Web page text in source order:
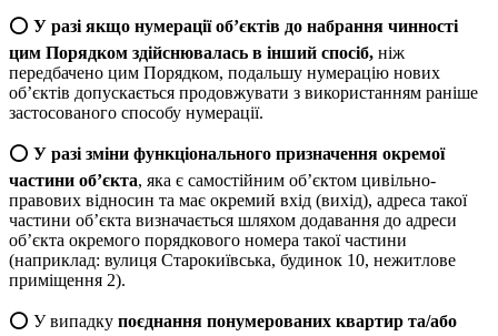
⭕️ У разі якщо нумерації об’єктів до набрання чинності
цим Порядком здійснювалась в інший спосіб, ніж
передбачено цим Порядком, подальшу нумерацію нових
об’єктів допускається продовжувати з використанням раніше
застосованого способу нумерації.
⭕️ У разі зміни функціонального призначення окремої
частини об’єкта, яка є самостійним об’єктом цивільно-
правових відносин та має окремий вхід (вихід), адреса такої
частини об’єкта визначається шляхом додавання до адреси
об’єкта окремого порядкового номера такої частини
(наприклад: вулиця Старокиївська, будинок 10, нежитлове
приміщення 2).
⭕️ У випадку поєднання понумерованих квартир та/або